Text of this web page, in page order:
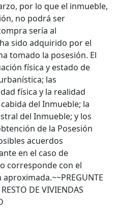
por lo que el inmueble,
no podrá ser
sería al
sido adquirido por el
tomado la posesión. El
física y estado de
las
física y la realidad
del Inmueble; la
del Inmueble; y los
de la Posesión
acuerdos
en el caso de
corresponde con el
DE VIVIENDAS